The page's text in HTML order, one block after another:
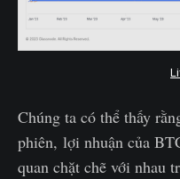
Chúng ta có thể thấy
phiên, lợi nhuận của
quan chặt chẽ với nhau